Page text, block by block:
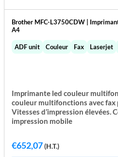
Brother MFC-L3750CDW |
A4
ADF unit Couleur Fax Laserjet
Imprimante led couleur
couleur multifonctions avec fax
Vitesses d’impression élevées.
impression mobile
€652,07(H.T.)